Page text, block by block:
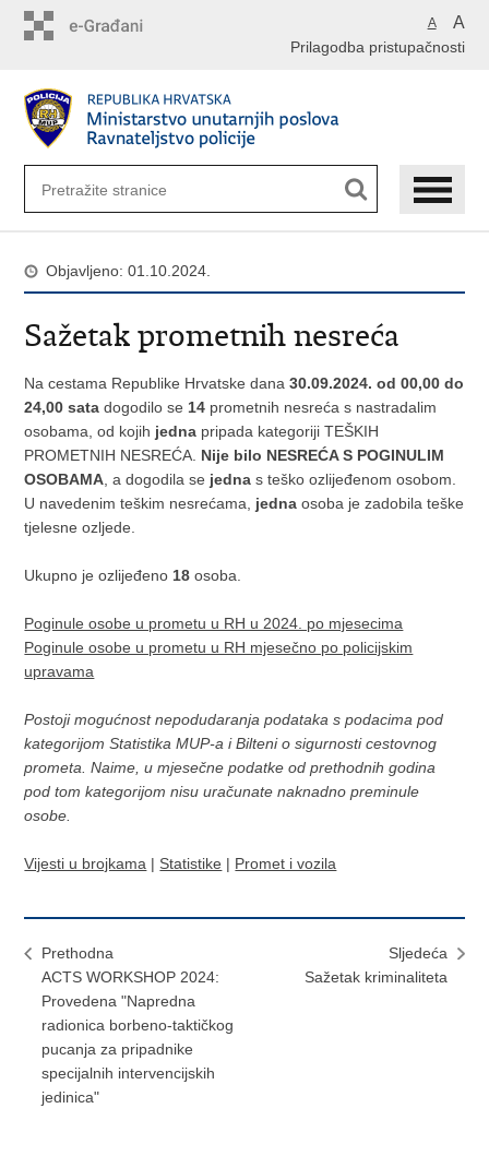
A A
Prilagodba pristupačnosti
Objavljeno: 01.10.2024.
Sažetak prometnih nesreća
Na cestama Republike Hrvatske dana30.09.2024. od 00,00 do
24,00 sata dogodilo se 14 prometnih nesreća s nastradalim
osobama, od kojih jedna pripada kategoriji TEŠKIH
PROMETNIH NESREĆA. Nije bilo NESREĆA S POGINULIM
OSOBAMA , a dogodila se jedna s teško ozlijeđenom osobom.
U navedenim teškim nesrećama,
jedna osoba je zadobila teške
tjelesne ozljede.
Ukupno je ozlijeđeno 18 osoba.
Poginule osobe u prometu u RH u 2024. po mjesecima
Poginule osobe u prometu u RH mjesečno po policijskim
upravama
Postoji mogućnost nepodudaranja podataka s podacima pod
kategorijom Statistika MUP-a i Bilteni o sigurnosti cestovnog
prometa. Naime, u mjesečne podatke od prethodnih godina
pod tom kategorijom nisu uračunate naknadno preminule
osobe.
Vijesti u brojkama | Statistike | Promet i vozila
Prethodna
ACTS WORKSHOP 2024:
Provedena "Napredna
radionica borbeno-taktičkog
pucanja za pripadnike
specijalnih intervencijskih
jedinica"
Sljedeća
Sažetak kriminaliteta